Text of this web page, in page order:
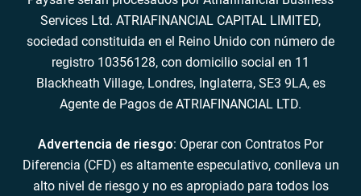
Services Ltd. ATRIAFINANCIAL CAPITAL LIMITED,
sociedad constituida en el Reino Unido con número de
registro 10356128, con domicilio social en 11
Blackheath Village, Londres, Inglaterra, SE3 9LA, es
Agente de Pagos de ATRIAFINANCIAL LTD.
Advertencia de riesgo: Operar con Contratos Por
Diferencia (CFD) es altamente especulativo, conlleva un
alto nivel de riesgo y no es apropiado para todos los